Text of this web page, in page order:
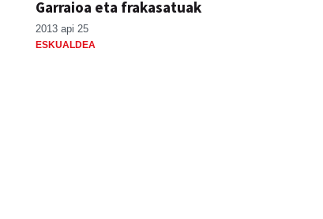
Garraioa eta frakasatuak
2013 api 25
ESKUALDEA